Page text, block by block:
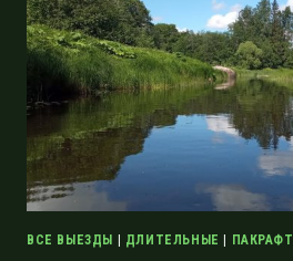
ВСЕ ВЫЕЗДЫ | ДЛИТЕЛЬНЫЕ | ПАКРАФТ